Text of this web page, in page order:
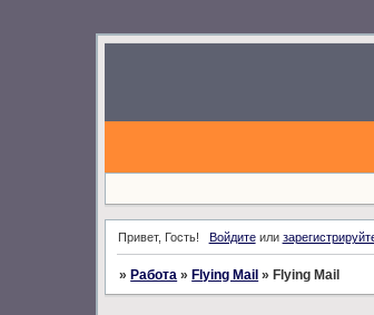
Привет, Гость! Войдитеили
» Работа » Flying Mail » Flying Mail